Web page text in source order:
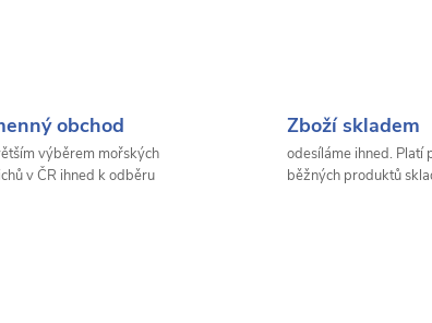
obchod
výběrem mořských
v ČR ihned k odběru
Zboží skladem
odesíláme ihned. Platí
běžných produktů